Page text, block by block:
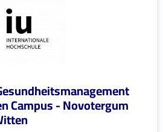
Campus - Novotergum